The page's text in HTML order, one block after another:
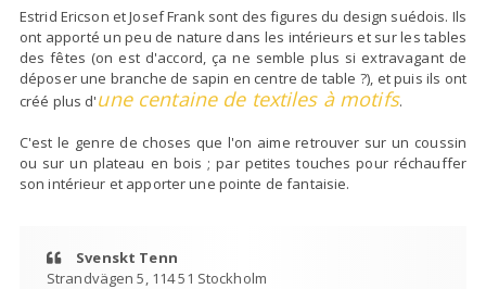
Estrid Ericson et Josef Frank sont des figures du design suédois. Ils
ont apporté un peu de nature dans les intérieurs et sur les tables
des fêtes (on est d'accord, ça ne semble plus si extravagant de
déposer une branche de sapin en centre de table ?), et puis ils ont
créé plus d'une centaine de textiles à motifs.
C'est le genre de choses que l'on aime retrouver sur un coussin
ou sur un plateau en bois ; par petites touches pour réchauffer
son intérieur et apporter une pointe de fantaisie.
Svenskt Tenn
Strandvägen 5, 114 51 Stockholm